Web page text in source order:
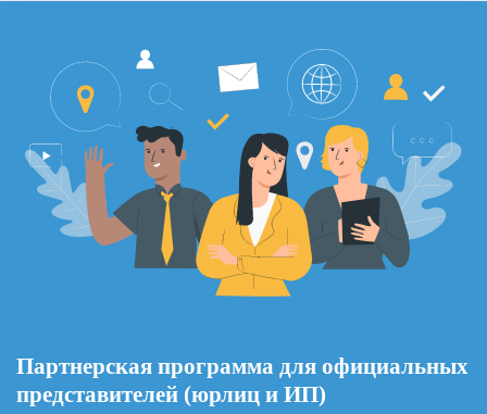
Партнерская программа для официальных
представителей (юрлиц и ИП)